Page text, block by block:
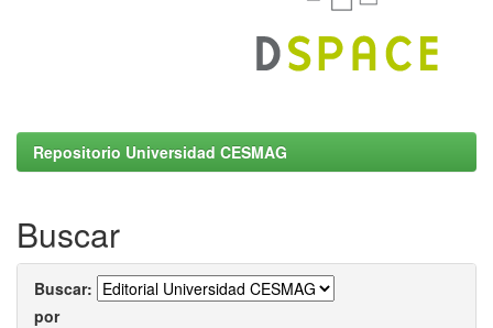
Repositorio Universidad CESMAG
Buscar
Buscar:
por